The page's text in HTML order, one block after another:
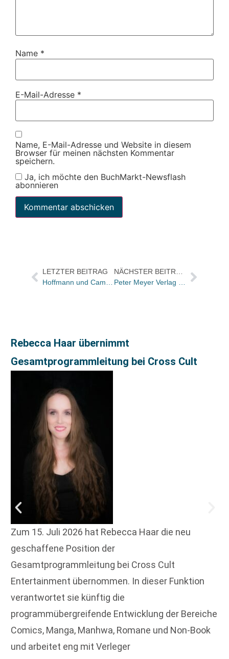
Name *
E-Mail-Adresse *
Name, E-Mail-Adresse und Website in diesem
Browser für meinen nächsten Kommentar
speichern.
Ja, ich möchte den BuchMarkt-Newsflash
abonnieren
LETZTER BEITRAG
Rebecca Haar übernimmt
Gesamtprogrammleitung bei Cross Cult
Zum 15. Juli 2026 hat Rebecca Haar die neu
geschaffene Position der
Gesamtprogrammleitung bei Cross Cult
Entertainment übernommen. In dieser Funktion
verantwortet sie künftig die
programmübergreifende Entwicklung der Bereiche
Comics, Manga, Manhwa, Romane und Non-Book
und arbeitet eng mit Verleger